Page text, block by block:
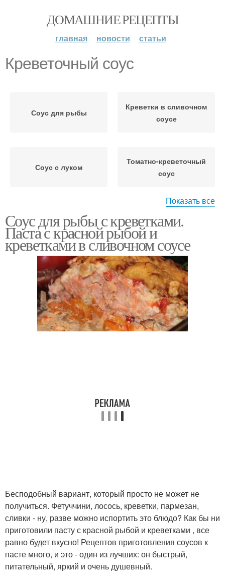
ДОМАШНИЕ РЕЦЕПТЫ
главная новости статьи
Креветочный соус
Соус для рыбы
Креветки в сливочном
соусе
Соус с луком
Томатно-креветочный
соус
Соус из креветок Сливочный соус
Соус с креветками Остро-пряный соус
Соус в духовке
Рыба со сливочным
Показать все
Соус для рыбы с креветками.
Паста с красной рыбой и
креветками в сливочном соусе
Бесподобный вариант, который просто не может не
получиться. Фетуччини, лосось, креветки, пармезан,
сливки - ну, разве можно испортить это блюдо? Как бы ни
приготовили пасту с красной рыбой и креветками , все
равно будет вкусно! Рецептов приготовления соусов к
пасте много, и это - один из лучших: он быстрый,
питательный, яркий и очень душевный.